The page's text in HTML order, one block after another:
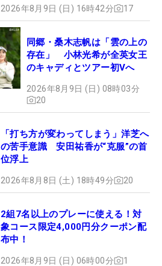
2026年8月9日 (日) 16時42分 17
同郷・桑木志帆は「雲の上の
存在」 小林光希が全英女王
のキャディとツアー初Vへ
2026年8月9日 (日) 08時03分
20
「打ち方が変わってしまう」洋芝へ
の苦手意識 安田祐香が“克服”の首
位浮上
2026年8月8日 (土) 18時49分 20
2組7名以上のプレーに使える！対
象コース限定4,000円分クーポン配
布中！
2026年8月9日 (日) 06時00分 1